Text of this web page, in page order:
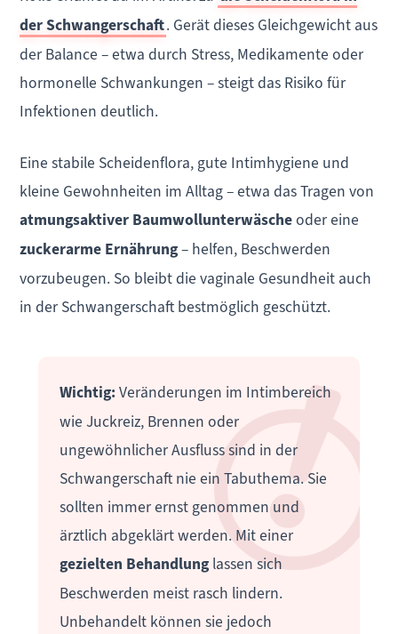
der Schwangerschaft. Gerät dieses Gleichgewicht aus
der Balance – etwa durch Stress, Medikamente oder
hormonelle Schwankungen – steigt das Risiko für
Infektionen deutlich.
Eine stabile Scheidenflora, gute Intimhygiene und
kleine Gewohnheiten im Alltag – etwa das Tragen von
atmungsaktiver Baumwollunterwäscheoder eine
zuckerarme Ernährung– helfen, Beschwerden
vorzubeugen. So bleibt die vaginale Gesundheit auch
in der Schwangerschaft bestmöglich geschützt.
Wichtig: Veränderungen im Intimbereich
wie Juckreiz, Brennen oder
ungewöhnlicher Ausfluss sind in der
Schwangerschaft nie ein Tabuthema. Sie
sollten immer ernst genommen und
ärztlich abgeklärt werden. Mit einer
gezielten Behandlunglassen sich
Beschwerden meist rasch lindern.
Unbehandelt können sie jedoch